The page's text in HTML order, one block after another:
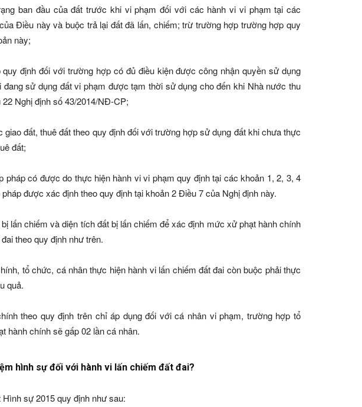
ban đầu của đất trước khi vi phạm đối với các hành vi vi phạm tại các
Điều này và buộc trả lại đất đã lấn, chiếm; trừ trường hợp trường hợp quy
này;
định đối với trường hợp có đủ điều kiện được công nhận quyền sử dụng
sử dụng đất vi phạm được tạm thời sử dụng cho đến khi Nhà nước thu
Nghị định số 43/2014/NĐ-CP;
giao đất, thuê đất theo quy định đối với trường hợp sử dụng đất khi chưa thực
đất;
pháp có được do thực hiện hành vi vi phạm quy định tại các khoản 1, 2, 3, 4
được xác định theo quy định tại khoản 2 Điều 7 của Nghị định này.
lấn chiếm và diện tích đất bị lấn chiếm để xác định mức xử phạt hành chính
theo quy định như trên.
tổ chức, cá nhân thực hiện hành vi lấn chiếm đất đai còn buộc phải thực
quả.
theo quy định trên chỉ áp dụng đối với cá nhân vi phạm, trường hợp tổ
hành chính sẽ gấp 02 lần cá nhân.
hình sự đối với hành vi lấn chiếm đất đai?
sự 2015 quy định như sau: